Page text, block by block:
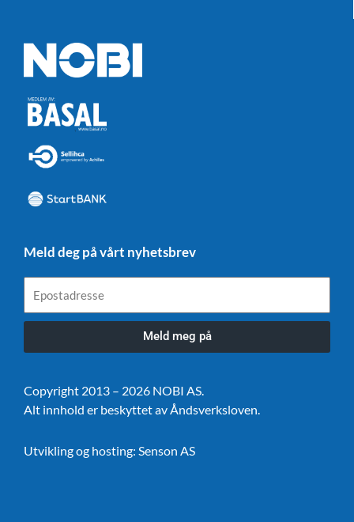
Meld deg på vårt nyhetsbrev
Meld meg på
Copyright 2013 – 2026 NOBI AS.
Alt innhold er beskyttet av Åndsverksloven.
Utvikling og hosting: Senson AS